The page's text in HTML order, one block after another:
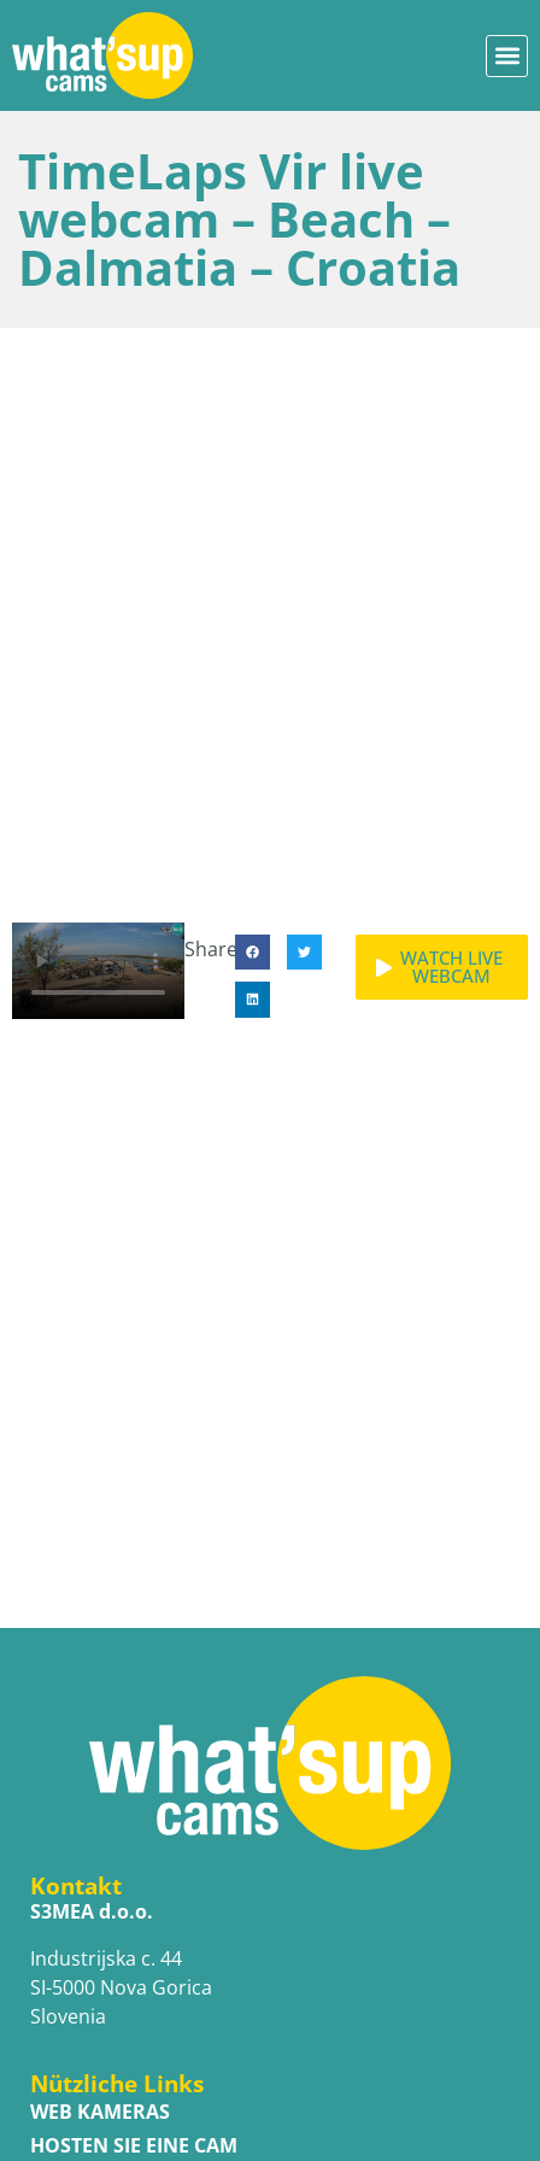
TimeLaps Vir live
webcam – Beach –
Dalmatia – Croatia
Share: WATCH LIVE
WEBCAM
Kontakt
S3MEA d.o.o.
Industrijska c. 44
SI-5000 Nova Gorica
Slovenia
Nützliche Links
WEB KAMERAS
HOSTEN SIE EINE CAM